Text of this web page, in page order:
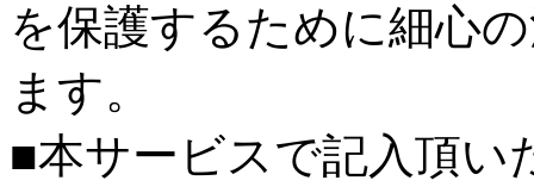
を保護するために細心
ます。
■本サービスで記入頂い